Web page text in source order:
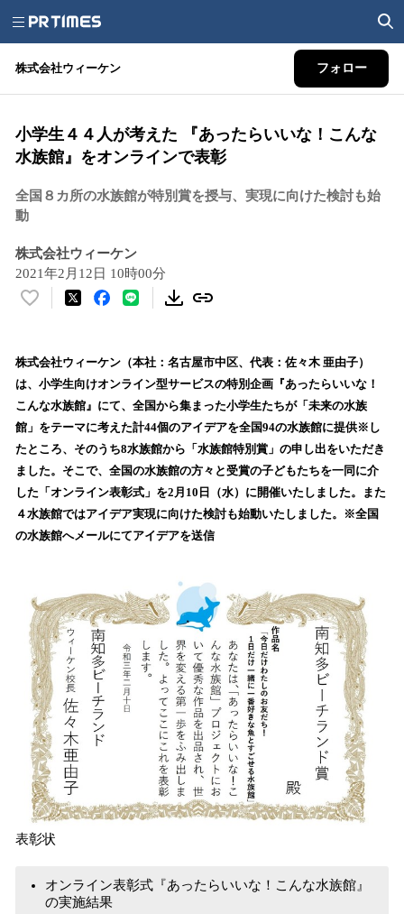
株式会社ウィーケン フォロー
小学生４４人が考えた 『あったらいいな！こんな
水族館』をオンラインで表彰
全国８カ所の水族館が特別賞を授与、実現に向けた検討も始
動
株式会社ウィーケン
2021年2月12日 10時00分
い
！
数
を
読
込
み
中
で
す
株式会社ウィーケン（本社：名古屋市中区、代表：佐々木 亜由子）
は、小学生向けオンライン型サービスの特別企画『あったらいいな！
こんな水族館』にて、全国から集まった小学生たちが「未来の水族
館」をテーマに考えた計44個のアイデアを全国94の水族館に提供※し
たところ、そのうち8水族館から「水族館特別賞」の申し出をいただき
ました。そこで、全国の水族館の方々と受賞の子どもたちを一同に介
した「オンライン表彰式」を2月10日（水）に開催いたしました。また
４水族館ではアイデア実現に向けた検討も始動いたしました。※全国
の水族館へメールにてアイデアを送信
表彰状
オンライン表彰式『あったらいいな！こんな水族館』
の実施結果